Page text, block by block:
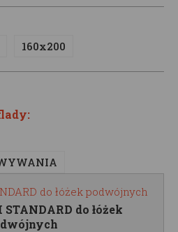
160x200
do łóżek